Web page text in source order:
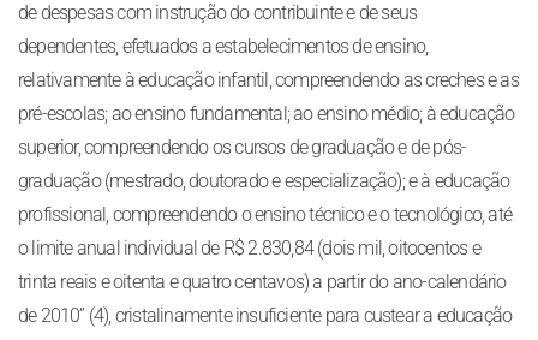
de despesas com instrução do contribuinte e de seus
dependentes, efetuados a estabelecimentos de ensino,
relativamente à educação infantil, compreendendo as creches e as
pré-escolas; ao ensino fundamental; ao ensino médio; à educação
superior, compreendendo os cursos de graduação e de pós-
graduação (mestrado, doutorado e especialização); e à educação
profissional, compreendendo o ensino técnico e o tecnológico, até
o limite anual individual de R$ 2.830,84 (dois mil, oitocentos e
trinta reais e oitenta e quatro centavos) a partir do ano-calendário
de 2010” (4), cristalinamente insuficiente para custear a educação